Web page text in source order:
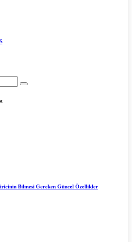
Bilmesi Gereken Güncel Özellikler